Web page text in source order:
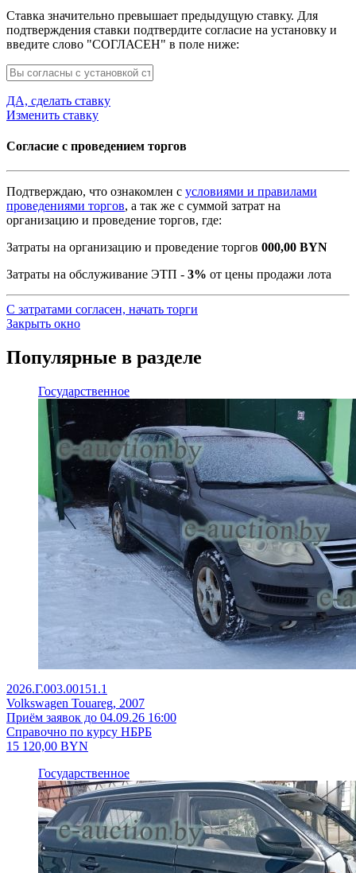
Ставка значительно превышает предыдущую ставку. Для
подтверждения ставки подтвердите согласие на установку и
введите слово "СОГЛАСЕН" в поле ниже:
ДА, сделать ставку
Изменить ставку
Согласие с проведением торгов
Подтверждаю, что ознакомлен с условиями и правилами
проведениями торгов, а так же с суммой затрат на
организацию и проведение торгов, где:
Затраты на организацию и проведение торгов 000,00 BYN
Затраты на обслуживание ЭТП - 3% от цены продажи лота
С затратами согласен, начать торги
Закрыть окно
Популярные в разделе
Государственное
2026.Г.003.00151.1
Volkswagen Touareg, 2007
Приём заявок до 04.09.26 16:00
Справочно по курсу НБРБ
15 120,00 BYN
Государственное